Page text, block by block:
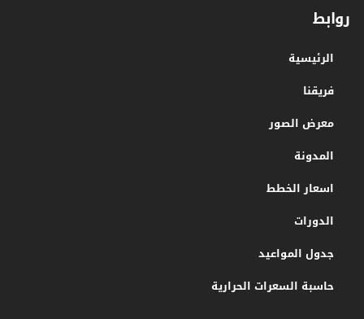
روابط
الرئيسية
فريقنا
معرض الصور
المدونة
اسعار الخطط
الدورات
جدول المواعيد
حاسبة السعرات الحرارية